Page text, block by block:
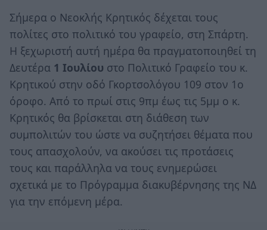
Σήμερα ο Νεοκλής Κρητικός δέχεται τους
πολίτες στο πολιτικό του γραφείο, στη Σπάρτη.
Η ξεχωριστή αυτή ημέρα θα πραγματοποιηθεί τη
Δευτέρα 1 Ιουλίου στο Πολιτικό Γραφείο του κ.
Κρητικού στην οδό Γκορτσολόγου 109 στον 1ο
όροφο. Από το πρωί στις 9πμ έως τις 5μμ ο κ.
Κρητικός θα βρίσκεται στη διάθεση των
συμπολιτών του ώστε να συζητήσει θέματα που
τους απασχολούν, να ακούσει τις προτάσεις
τους και παράλληλα να τους ενημερώσει
σχετικά με το Πρόγραμμα διακυβέρνησης της ΝΔ
για την επόμενη μέρα.